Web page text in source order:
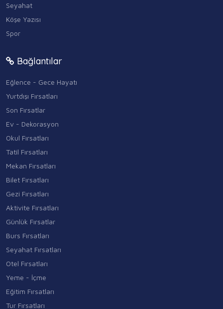
Seyahat
Köşe Yazısı
Spor
Bağlantılar
Eğlence - Gece Hayatı
Yurtdışı Fırsatları
Son Fırsatlar
Ev - Dekorasyon
Okul Fırsatları
Tatil Fırsatları
Mekan Fırsatları
Bilet Fırsatları
Gezi Fırsatları
Aktivite Fırsatları
Günlük Fırsatlar
Burs Fırsatları
Seyahat Fırsatları
Otel Fırsatları
Yeme - İçme
Eğitim Fırsatları
Tur Fırsatları